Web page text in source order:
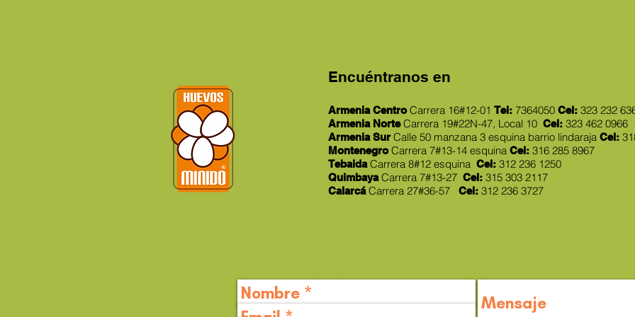
Encuéntranos en
Armenia CentroCarrera 16#12-01 Tel: 7364050 Cel: 323 232
Armenia Norte Carrera 19#22N-47, Local 10 Cel: 323 462 0966
Armenia SurCalle 50 manzana 3 esquina barrio lindaraja Cel:
Montenegro Carrera 7#13-14 esquina Cel: 316 285 8967
Tebaida Carrera 8#12 esquina Cel: 312 236 1250
Quimbaya Carrera 7#13-27 Cel: 315 303 2117
Calarcá Carrera 27#36-57 Cel: 312 236 3727